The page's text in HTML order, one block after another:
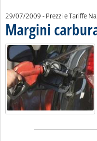
29/07/2009 - Prezzi e Tariffe
Margini